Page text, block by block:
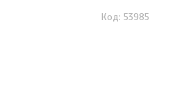
53985